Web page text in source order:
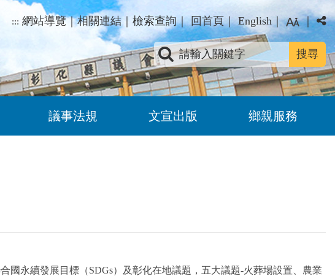
::: 網站導覽｜相關連結 ｜ 檢索查詢｜回首頁｜English ｜ ｜
關鍵字查詢
議事法規 文宣出版 鄉親服務
國永續發展目標（SDGs）及彰化在地議題，五大議題-火葬場設置、農業